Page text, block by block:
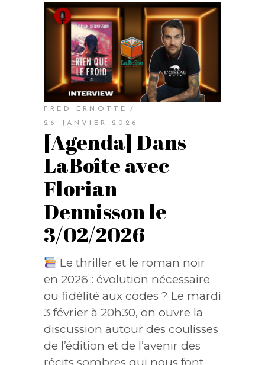
FRED ERNOTTE
26 JANVIER 2026
[Agenda] Dans
LaBoîte avec
Florian
Dennisson le
3/02/2026
Le thriller et le roman noir
en 2026 : évolution nécessaire
ou fidélité aux codes ? Le mardi
3 février à 20h30, on ouvre la
discussion autour des coulisses
de l’édition et de l’avenir des